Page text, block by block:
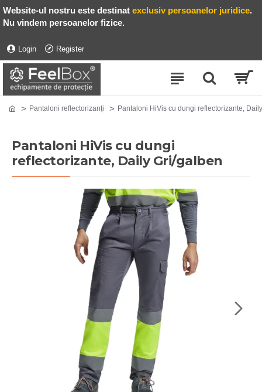
Website-ul nostru este destinat exclusiv persoanelor juridice.
Nu vindem persoanelor fizice.
Login Register
Pantaloni reflectorizanți Pantaloni HiVis cu dungi reflectorizante,
Pantaloni HiVis cu dungi
reflectorizante, Daily Gri/galben